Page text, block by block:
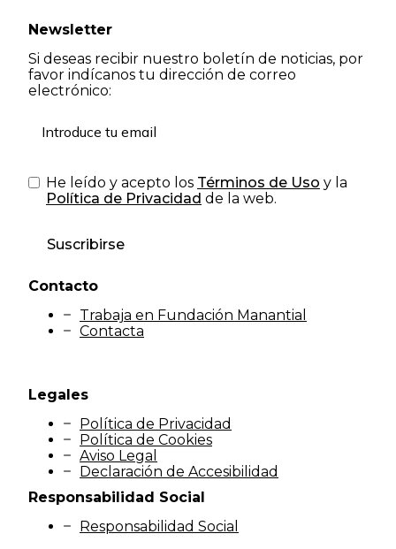
Newsletter
Si deseas recibir nuestro boletín de noticias, por
favor indícanos tu dirección de correo
electrónico:
He leído y acepto los Términos de Uso y la
Política de Privacidad de la web.
Suscribirse
Contacto
Trabaja en Fundación Manantial
Contacta
Legales
Política de Privacidad
Política de Cookies
Aviso Legal
Declaración de Accesibilidad
Responsabilidad Social
Responsabilidad Social